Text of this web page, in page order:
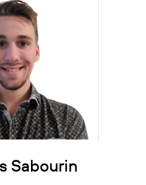
Suite
Sabourin